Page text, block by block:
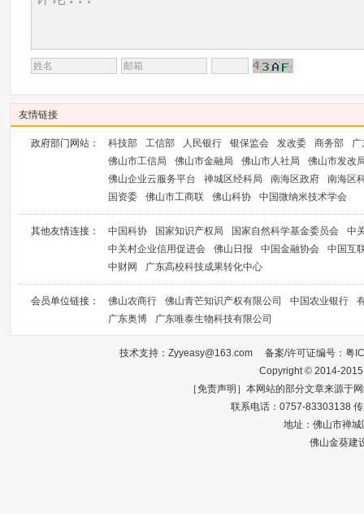
友情链接
政府部门网站： 科技部 工信部 人民银行 银保监会 发改委 商务部
广
佛山市工信局
佛山市金融局 佛山市人社局
佛山市发改
佛山企业云服务平台
禅城区经科局 南海区政府
南海区
国资委
佛山市工商联 佛山科协 中国微纳米技术学会
其他友情连接： 中国科协 国家知识产权局 国家自然科学基金委员会
中
中关村企业信用促进会
佛山日报 中国金融协会
中国互
中财网
广东高校科技成果转化中心
会员单位链接： 佛山农商行 佛山青芒知识产权有限公司 中国农业银行
广东奥博
广东唯泰生物科技有限公司
技术支持：Zyyeasy@163.com 备案/许可证编号： 粤
Copyright © 2014-
［免责声明］本网站的部分文章来源于
联系电话：0757-83303138
地址：佛山市禅
佛山金葵建